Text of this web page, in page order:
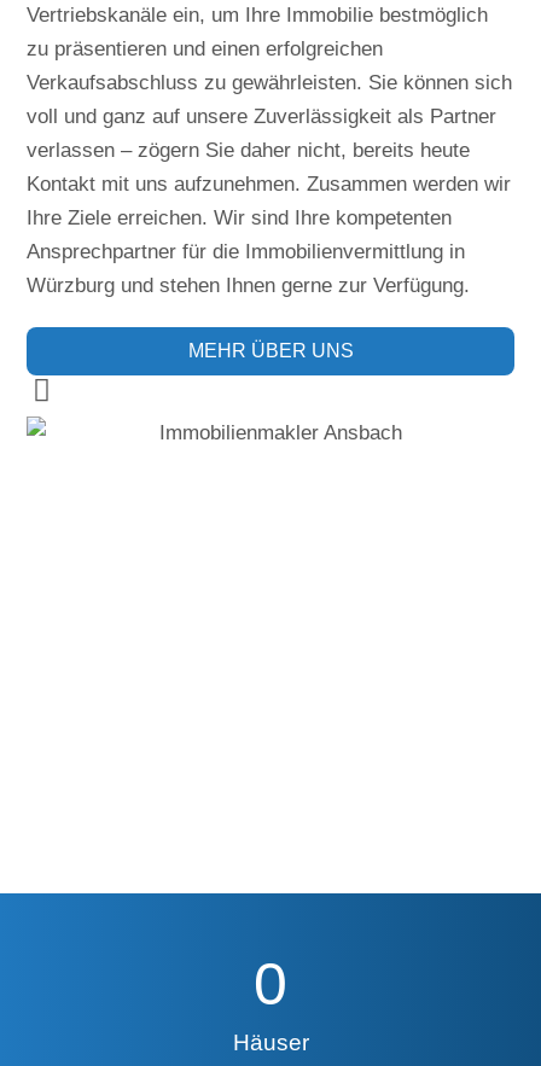
Vertriebskanäle ein, um Ihre Immobilie bestmöglich
zu präsentieren und einen erfolgreichen
Verkaufsabschluss zu gewährleisten. Sie können sich
voll und ganz auf unsere Zuverlässigkeit als Partner
verlassen – zögern Sie daher nicht, bereits heute
Kontakt mit uns aufzunehmen. Zusammen werden wir
Ihre Ziele erreichen. Wir sind Ihre kompetenten
Ansprechpartner für die Immobilienvermittlung in
Würzburg und stehen Ihnen gerne zur Verfügung.
MEHR ÜBER UNS
Häuser
0